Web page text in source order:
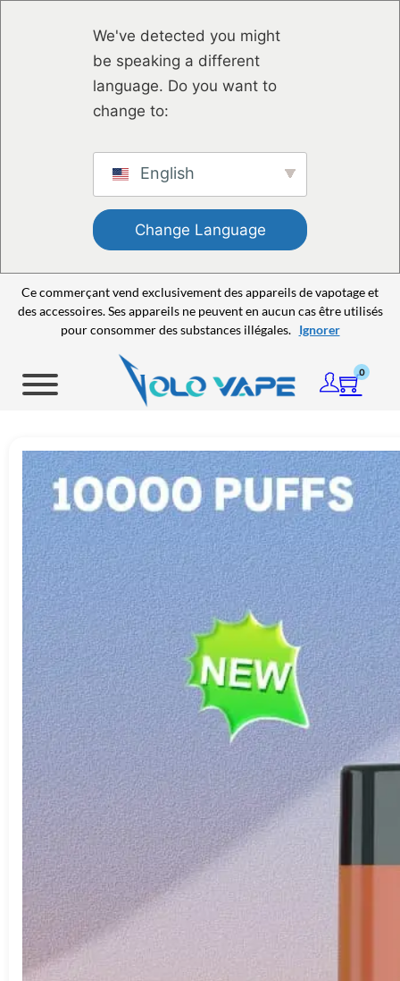
We've detected you might
be speaking a different
language. Do you want to
change to:
English
Change Language
Ce commerçant vend exclusivement des appareils de vapotage et
des accessoires. Ses appareils ne peuvent en aucun cas être utilisés
pour consommer des substances illégales. Ignorer
0